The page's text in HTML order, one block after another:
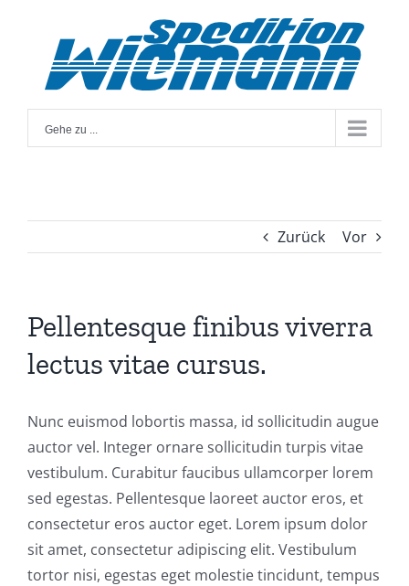
springen
Gehe zu ...
Zurück Vor
Pellentesque finibus viverra
lectus vitae cursus.
Nunc euismod lobortis massa, id sollicitudin augue
auctor vel. Integer ornare sollicitudin turpis vitae
vestibulum. Curabitur faucibus ullamcorper lorem
sed egestas. Pellentesque laoreet auctor eros, et
consectetur eros auctor eget. Lorem ipsum dolor
sit amet, consectetur adipiscing elit. Vestibulum
tortor nisi, egestas eget molestie tincidunt, tempus